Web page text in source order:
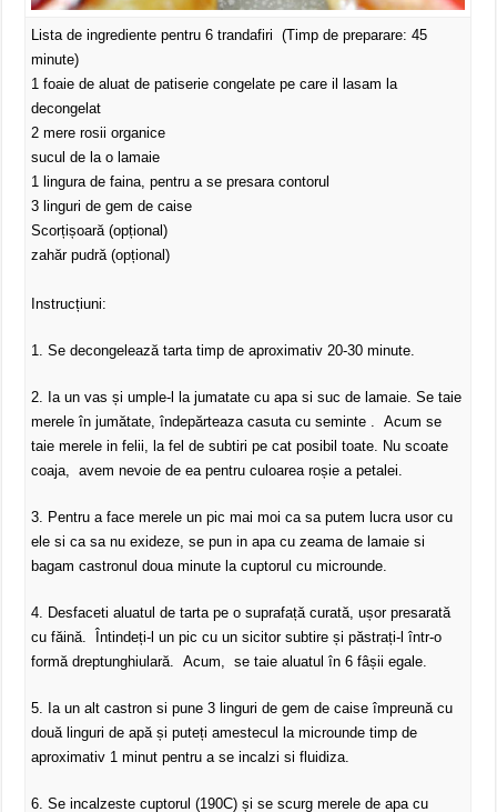
Lista de ingrediente pentru 6 trandafiri (Timp de preparare: 45
minute)
1 foaie de aluat de patiserie congelate pe care il lasam la
decongelat
2 mere rosii organice
sucul de la o lamaie
1 lingura de faina, pentru a se presara contorul
3 linguri de gem de caise
Scorțișoară (opțional)
zahăr pudră (opțional)
Instrucțiuni:
1. Se decongelează tarta timp de aproximativ 20-30 minute.
2. Ia un vas și umple-l la jumatate cu apa si suc de lamaie. Se taie
merele în jumătate, îndepărteaza casuta cu seminte . Acum se
taie merele in felii, la fel de subtiri pe cat posibil toate. Nu scoate
coaja, avem nevoie de ea pentru culoarea roșie a petalei.
3. Pentru a face merele un pic mai moi ca sa putem lucra usor cu
ele si ca sa nu exideze, se pun in apa cu zeama de lamaie si
bagam castronul doua minute la cuptorul cu microunde.
4. Desfaceti aluatul de tarta pe o suprafață curată, ușor presarată
cu făină. Întindeți-l un pic cu un sicitor subtire și păstrați-l într-o
formă dreptunghiulară. Acum, se taie aluatul în 6 fâșii egale.
5. Ia un alt castron si pune 3 linguri de gem de caise împreună cu
două linguri de apă și puteți amestecul la microunde timp de
aproximativ 1 minut pentru a se incalzi si fluidiza.
6. Se incalzeste cuptorul (190C) și se scurg merele de apa cu